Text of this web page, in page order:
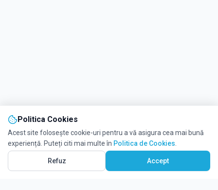
Politica Cookies
Acest site folosește cookie-uri pentru a vă asigura cea mai bună
experiență. Puteți citi mai multe în Politica de Cookies
Refuz Accept